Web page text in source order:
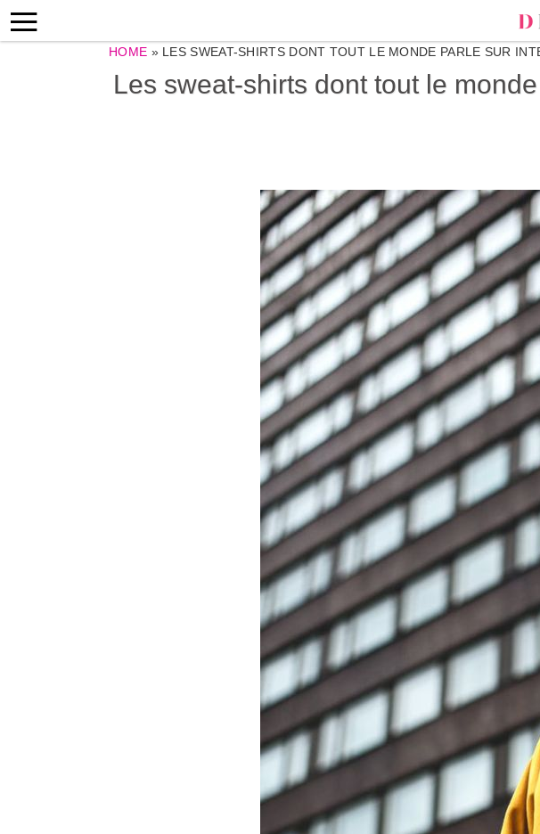
HOME » LES SWEAT-SHIRTS DONT TOUT LE MONDE PARLE SUR
Les sweat-shirts dont tout le